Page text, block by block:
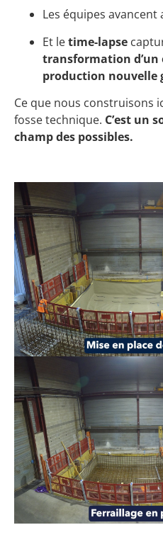
Les équipes avancent
Et letime-lapse
transformation d’un
production nouvelle
Ce que nous construisons
fosse technique. C’est un
champ des possibles.